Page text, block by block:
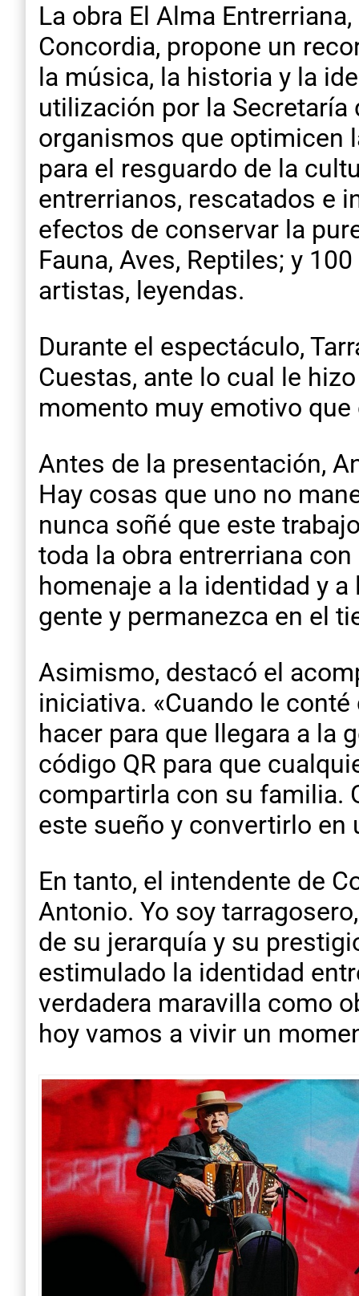
La obra El Alma
Concordia, propone un
la música, la historia y la
utilización por la Secretaría
organismos que optimicen
para el resguardo de la
entrerrianos, rescatados e
efectos de conservar la
Fauna, Aves, Reptiles; y
artistas, leyendas.
Durante el espectáculo,
Cuestas, ante lo cual le
momento muy emotivo
Antes de la presentación,
Hay cosas que uno no
nunca soñé que este
toda la obra entrerriana
homenaje a la identidad y
gente y permanezca en el
Asimismo, destacó el
iniciativa. «Cuando le
hacer para que llegara a la
código QR para que
compartirla con su familia.
este sueño y convertirlo en
En tanto, el intendente de
Antonio. Yo soy
de su jerarquía y su
estimulado la identidad
verdadera maravilla como
hoy vamos a vivir un